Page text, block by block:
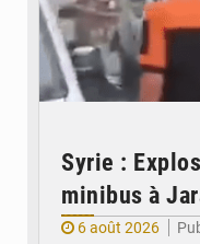
Syrie :
minibus à
6 août 2026